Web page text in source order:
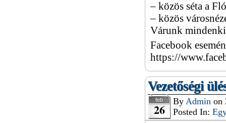
– közös séta a
– közös
Várunk
Facebook
https://
Vezetőségi
feb
26 ByAdmin on
Posted In: